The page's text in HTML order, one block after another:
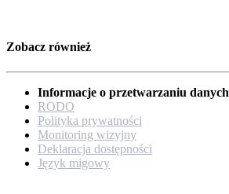
Zobacz również
Informacje o przetwarzaniu danych
RODO
Polityka prywatności
Monitoring wizyjny
Deklaracja dostępności
Język migowy